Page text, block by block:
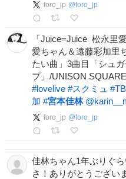
foro_jp @foro_jp
「Juice=Juice 松永里
愛ちゃん＆遠藤彩加里
たい曲」3曲目「シュ
プ」/UNISON
#lovelive #スクミュ #
加 #宮本佳林
foro_jp @foro_jp
佳林ちゃん1年ぶりぐ
さ！ありがとうござい